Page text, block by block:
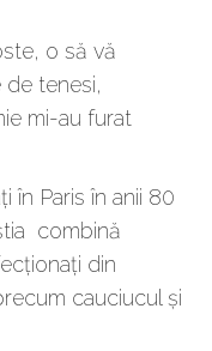
o să vă
tenesi,
mi-au furat
în Paris în anii 80
combină
din
cauciucul și